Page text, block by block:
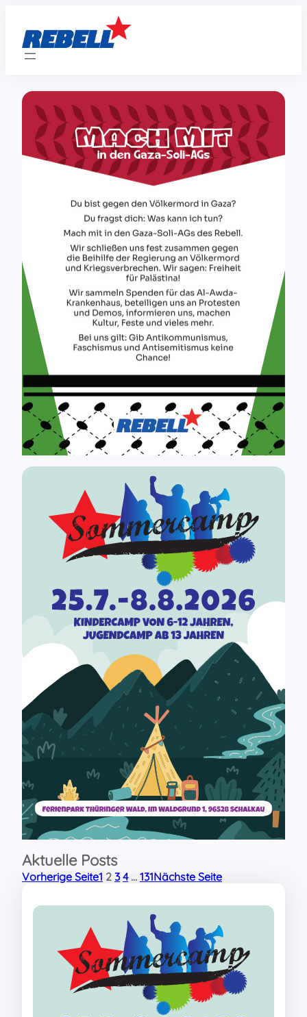
springen
Mach mit in den Gaza-Soli-AGs des REBELL!
Aktuelle Posts
Vorherige Seite1 2 3 4 … 131Nächste Seite